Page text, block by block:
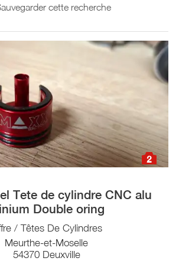
cette recherche
2
Tete de cylindre CNC alu
Double oring
/ Têtes De Cylindres
Meurthe-et-Moselle
54370 Deuxville